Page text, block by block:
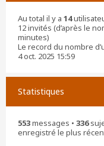
Au total il y a 14
12 invités (d’après le
minutes)
Le record du nombre
4 oct. 2025 15:59
Statistiques
553messages • 336
enregistré le plus